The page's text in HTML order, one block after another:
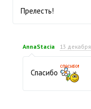
Прелесть!
AnnaStacia 13
Спасибо